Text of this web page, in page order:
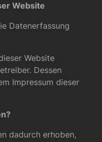
Website
Datenerfassung
Website
Dessen
Impressum dieser
dadurch erhoben,